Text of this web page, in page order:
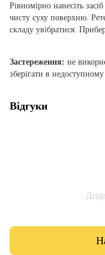
Рівномірно нанесіть
чисту суху поверхню.
складу увібратися.
Застереження: не
зберігати в недоступному
Відгуки